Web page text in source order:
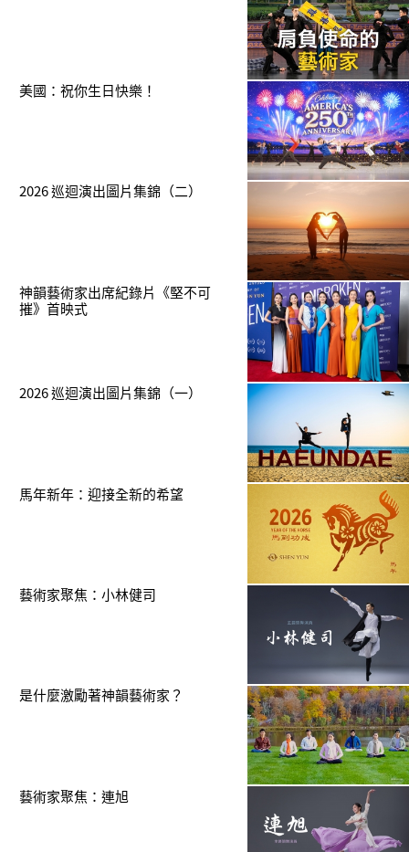
美國：祝你生日快樂！
2026 巡迴演出圖片集錦（二）
神韻藝術家出席紀錄片《堅不可
摧》首映式
2026 巡迴演出圖片集錦（一）
馬年新年：迎接全新的希望
藝術家聚焦：小林健司
是什麼激勵著神韻藝術家？
藝術家聚焦：連旭